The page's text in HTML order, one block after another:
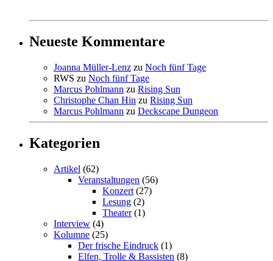
Neueste Kommentare
Joanna Müller-Lenz zu Noch fünf Tage
RWS zu Noch fünf Tage
Marcus Pohlmann zu Rising Sun
Christophe Chan Hin zu Rising Sun
Marcus Pohlmann zu Deckscape Dungeon
Kategorien
Artikel (62)
Veranstaltungen (56)
Konzert (27)
Lesung (2)
Theater(1)
Interview (4)
Kolumne (25)
Der frische Eindruck (1)
Elfen, Trolle & Bassisten (8)